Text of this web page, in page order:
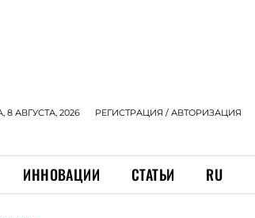
8 АВГУСТА, 2026 РЕГИСТРАЦИЯ / АВТОРИЗАЦИЯ
ИННОВАЦИИ СТАТЬИ RU